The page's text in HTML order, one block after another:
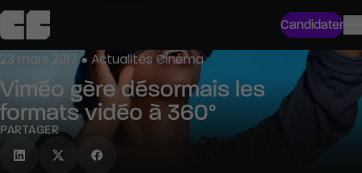
Candidater
23 mars 2017 ● Actualités Cinéma
Viméo gère désormais les
formats vidéo à 360°
PARTAGER